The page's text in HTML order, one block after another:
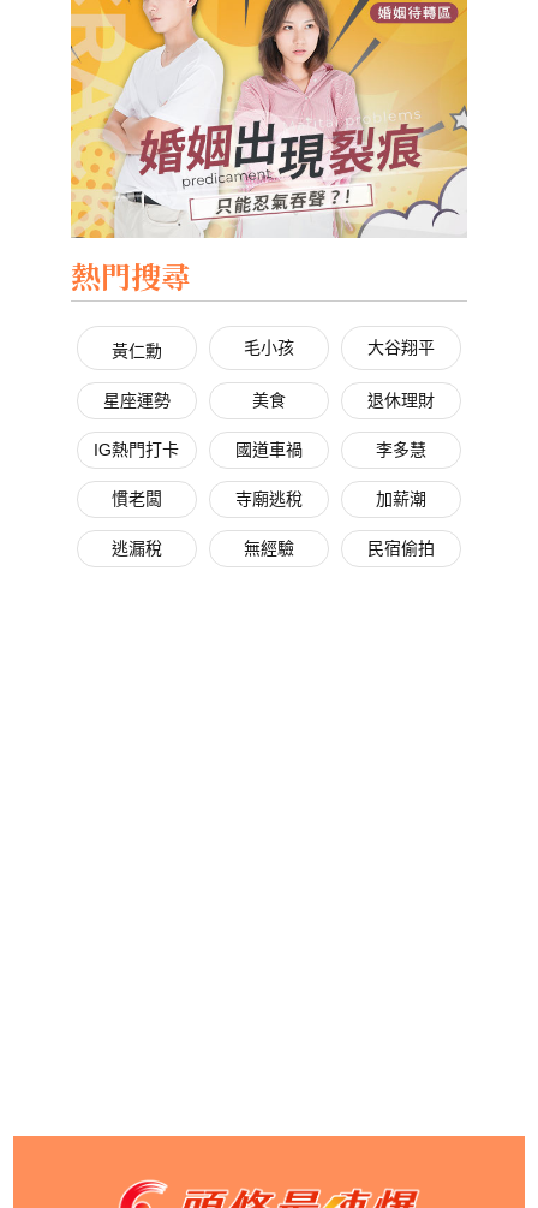
熱門搜尋
黃仁勳 毛小孩 大谷翔平
星座運勢 美食 退休理財
IG熱門打卡 國道車禍 李多慧
慣老闆 寺廟逃稅 加薪潮
逃漏稅 無經驗 民宿偷拍